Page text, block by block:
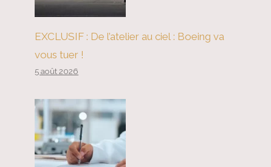
L’Afrique a besoin de plus de
femmes dans la Fintech
EXCLUSIF : De l’atelier au ciel : Boeing va
vous tuer !
5 août 2026